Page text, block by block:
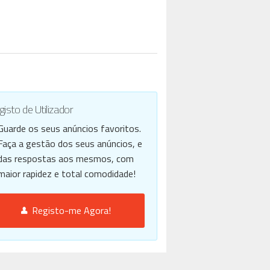
de Utilizador
os seus anúncios favoritos.
a gestão dos seus anúncios, e
respostas aos mesmos, com
rapidez e total comodidade!
Registo-me Agora!